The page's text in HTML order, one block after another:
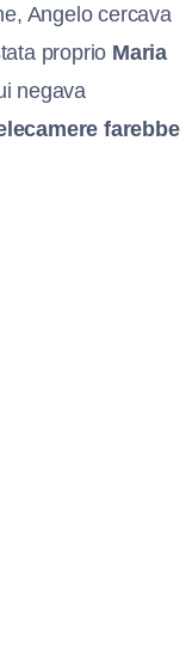
Angelo cercava
proprio Maria
negava
farebbe